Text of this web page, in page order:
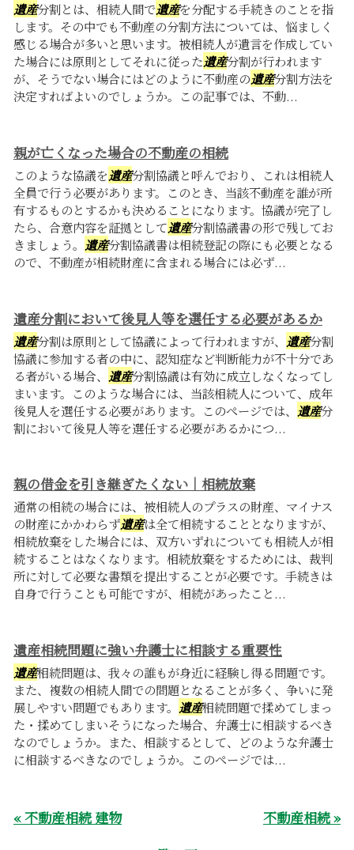
遺産分割とは、相続人間で遺産を分配する手続きのことを指
します。その中でも不動産の分割方法については、悩ましく
感じる場合が多いと思います。被相続人が遺言を作成してい
た場合には原則としてそれに従った遺産分割が行われます
が、そうでない場合にはどのように不動産の遺産分割方法を
決定すればよいのでしょうか。この記事では、不動...
親が亡くなった場合の不動産の相続
このような協議を遺産分割協議と呼んでおり、これは相続人
全員で行う必要があります。このとき、当該不動産を誰が所
有するものとするかも決めることになります。協議が完了し
たら、合意内容を証拠として遺産分割協議書の形で残してお
きましょう。 遺産分割協議書は相続登記の際にも必要となる
ので、不動産が相続財産に含まれる場合には必ず...
遺産分割において後見人等を選任する必要があるか
遺産分割は原則として協議によって行われますが、 遺産分割
協議に参加する者の中に、認知症など判断能力が不十分であ
る者がいる場合、 遺産分割協議は有効に成立しなくなってし
まいます。このような場合には、当該相続人について、成年
後見人を選任する必要があります。このページでは、 遺産分
割において後見人等を選任する必要があるかにつ...
親の借金を引き継ぎたくない｜相続放棄
通常の相続の場合には、被相続人のプラスの財産、マイナス
の財産にかかわらず遺産は全て相続することとなりますが、
相続放棄をした場合には、双方いずれについても相続人が相
続することはなくなります。相続放棄をするためには、裁判
所に対して必要な書類を提出することが必要です。手続きは
自身で行うことも可能ですが、相続があったこと...
遺産相続問題に強い弁護士に相談する重要性
遺産相続問題は、我々の誰もが身近に経験し得る問題です。
また、複数の相続人間での問題となることが多く、争いに発
展しやすい問題でもあります。 遺産相続問題で揉めてしまっ
た・揉めてしまいそうになった場合、弁護士に相談するべき
なのでしょうか。また、相談するとして、どのような弁護士
に相談するべきなのでしょうか。このページでは...
« 不動産相続 建物
不動産相続 »